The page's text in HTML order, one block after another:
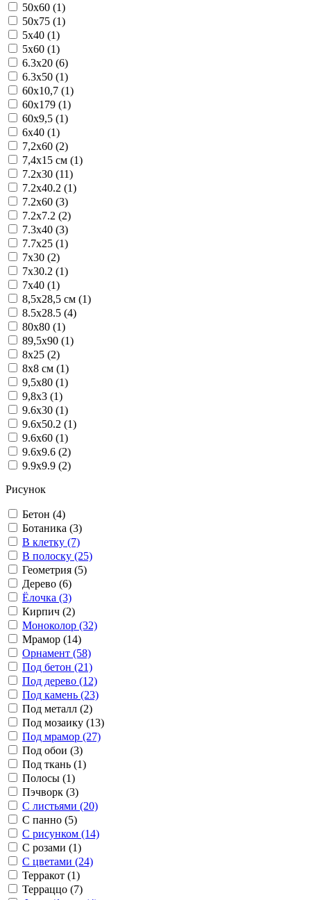
50x60 (1)
50x75 (1)
5x40 (1)
5x60 (1)
6.3x20 (6)
6.3x50 (1)
60x10,7 (1)
60x179 (1)
60x9,5 (1)
6x40 (1)
7,2x60 (2)
7,4x15 см (1)
7.2x30 (11)
7.2x40.2 (1)
7.2x60 (3)
7.2x7.2 (2)
7.3x40 (3)
7.7x25 (1)
7x30 (2)
7x30.2 (1)
7x40 (1)
8,5x28,5 см (1)
8.5x28.5 (4)
80x80 (1)
89,5x90 (1)
8x25 (2)
8x8 см (1)
9,5x80 (1)
9,8x3 (1)
9.6x30 (1)
9.6x50.2 (1)
9.6x60 (1)
9.6x9.6 (2)
9.9x9.9 (2)
Рисунок
Бетон (4)
Ботаника (3)
В клетку (7)
В полоску (25)
Геометрия (5)
Дерево (6)
Ёлочка (3)
Кирпич (2)
Моноколор (32)
Мрамор (14)
Орнамент (58)
Под бетон (21)
Под дерево (12)
Под камень (23)
Под металл (2)
Под мозаику (13)
Под мрамор (27)
Под обои (3)
Под ткань (1)
Полосы (1)
Пэчворк (3)
С листьями (20)
С панно (5)
С рисунком (14)
С розами (1)
С цветами (24)
Терракот (1)
Терраццо (7)